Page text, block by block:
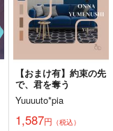
【おまけ有】約束の先
で、君を奪う
Yuuuuto*pia
1,587円 （税込）